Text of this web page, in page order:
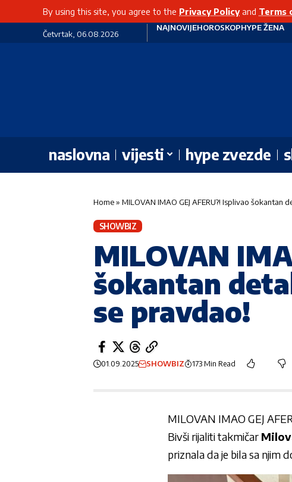
By using this site, you agree to the Privacy Policyand Terms
Četvrtak, 06.08.2026
NAJNOVIJEHOROSKOPHYPE ŽENA
naslovna vijesti hype zvezde
Home» MILOVAN IMAO GEJ AFERU?! Isplivao
SHOWBIZ
MILOVAN
šokantan
se pravdao!
01.09.2025 SHOWBIZ 173 Min Read
MILOVAN IMAO GEJ
Bivši rijaliti takmičar
priznala da je bila sa njim